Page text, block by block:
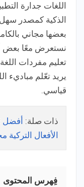
اللغات جدارة
الذكية كمصدر سهل
بعضها مجاني
نستعرض معًا بعض
تعليم مفردات
يريد تعّلم مباديء
قياسي.
ذات صلة:
الأفعال التركية
فِهرس المحتوى